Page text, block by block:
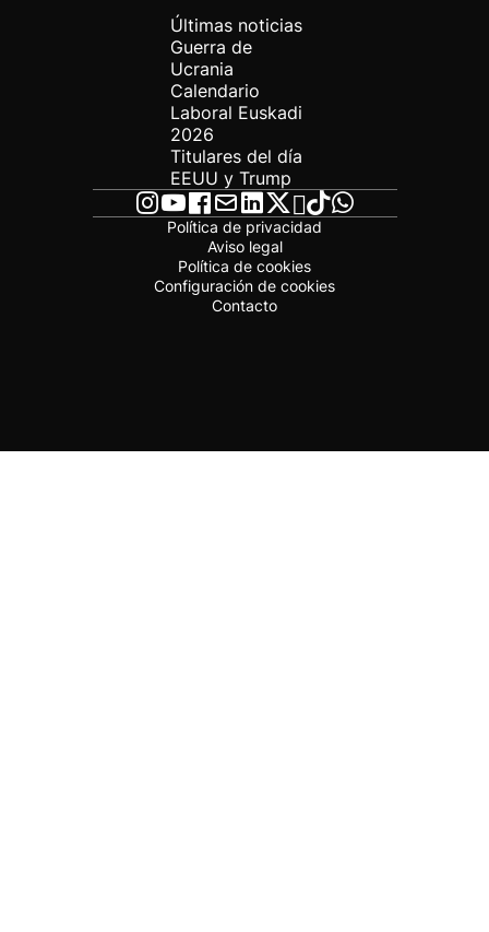
Últimas noticias
Guerra de
Ucrania
Calendario
Laboral Euskadi
2026
Titulares del día
EEUU y Trump
Política de privacidad
Aviso legal
Política de cookies
Configuración de cookies
Contacto